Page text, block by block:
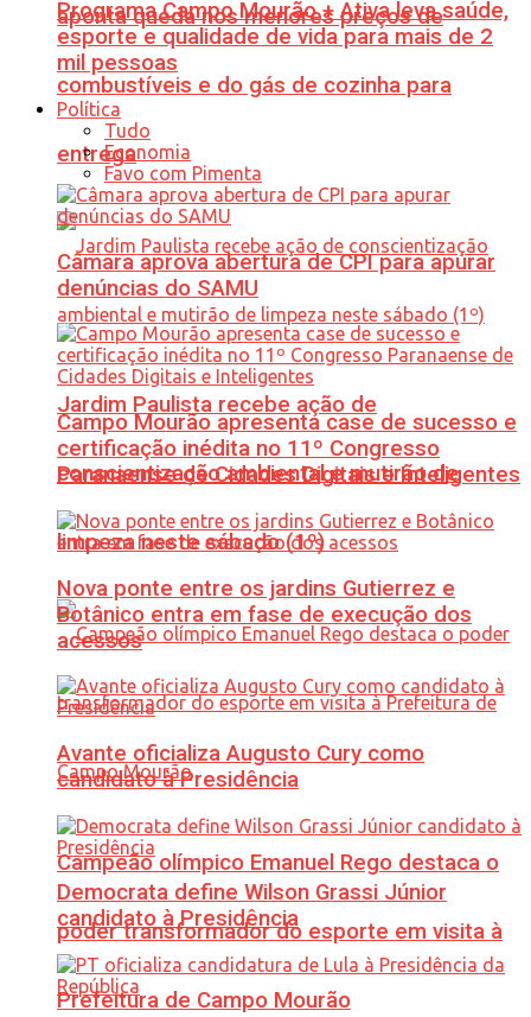
aponta queda nos menores preços de
combustíveis e do gás de cozinha para
entrega
Jardim Paulista recebe ação de
conscientização ambiental e mutirão de
limpeza neste sábado (1º)
Campeão olímpico Emanuel Rego destaca o
poder transformador do esporte em visita à
Prefeitura de Campo Mourão
Programa Campo Mourão + Ativa leva saúde,
esporte e qualidade de vida para mais de 2
mil pessoas
Política
Tudo
Economia
Favo com Pimenta
Câmara aprova abertura de CPI para apurar
denúncias do SAMU
Campo Mourão apresenta case de sucesso e
certificação inédita no 11º Congresso
Paranaense de Cidades Digitais e Inteligentes
Nova ponte entre os jardins Gutierrez e
Botânico entra em fase de execução dos
acessos
Avante oficializa Augusto Cury como
candidato à Presidência
Democrata define Wilson Grassi Júnior
candidato à Presidência